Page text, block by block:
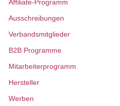
Affiliate-Programm
Ausschreibungen
Verbandsmitglieder
B2B Programme
Mitarbeiterprogramm
Hersteller
Werben